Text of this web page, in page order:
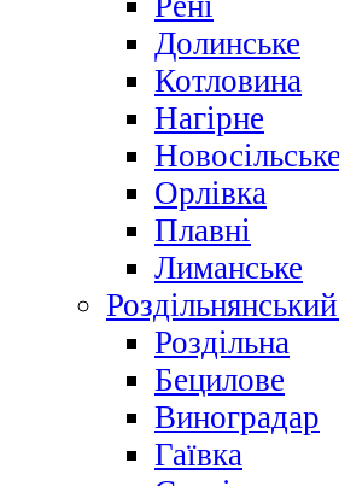
Долинське
Котловина
Нагірне
Новосільське
Орлівка
Плавні
Лиманське
Роздільна
Бецилове
Виноградар
Гаївка